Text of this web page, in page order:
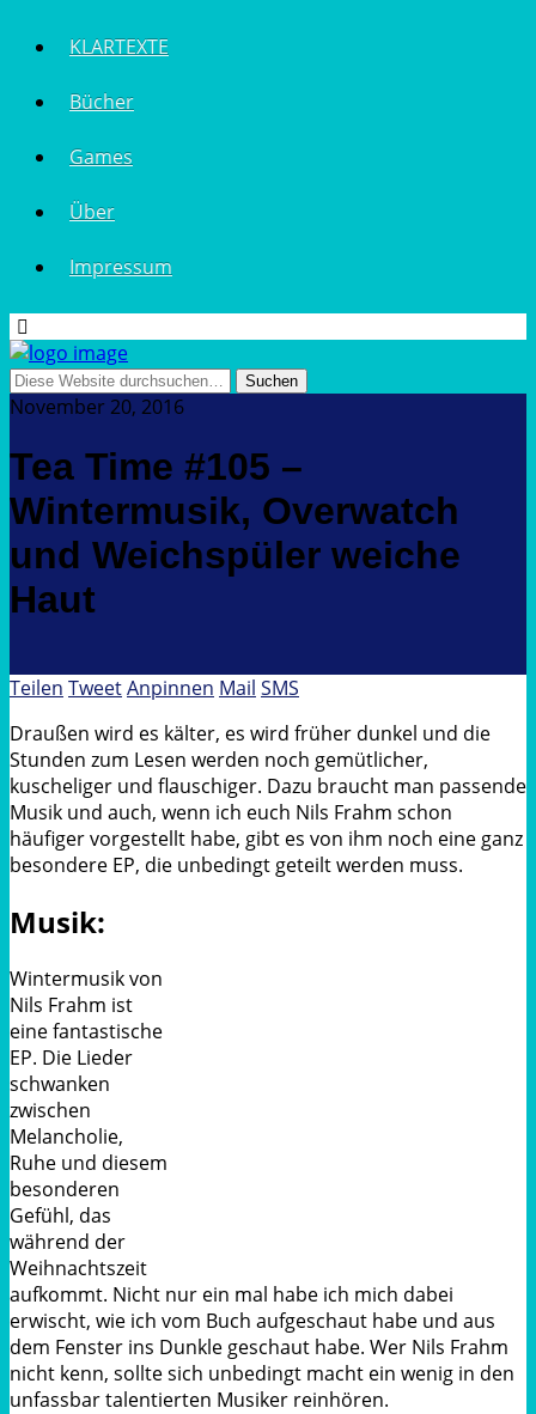
KLARTEXTE
Bücher
Games
Über
Impressum
November 20, 2016
Tea Time #105 –
Wintermusik, Overwatch
und Weichspüler weiche
Haut
Teilen TweetAnpinnen Mail SMS
Draußen wird es kälter, es wird früher dunkel und die
Stunden zum Lesen werden noch gemütlicher,
kuscheliger und flauschiger. Dazu braucht man passende
Musik und auch, wenn ich euch Nils Frahm schon
häufiger vorgestellt habe, gibt es von ihm noch eine ganz
besondere EP, die unbedingt geteilt werden muss.
Musik:
Wintermusik von
Nils Frahm ist
eine fantastische
EP. Die Lieder
schwanken
zwischen
Melancholie,
Ruhe und diesem
besonderen
Gefühl, das
während der
Weihnachtszeit
aufkommt. Nicht nur ein mal habe ich mich dabei
erwischt, wie ich vom Buch aufgeschaut habe und aus
dem Fenster ins Dunkle geschaut habe. Wer Nils Frahm
nicht kenn, sollte sich unbedingt macht ein wenig in den
unfassbar talentierten Musiker reinhören.